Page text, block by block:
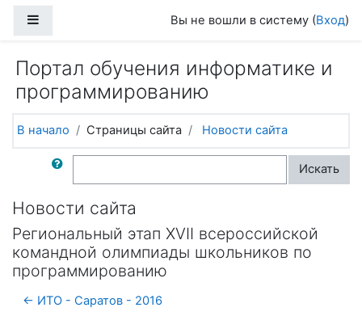
Вы не вошли в систему (Вход)
Портал обучения информатике и
программированию
В начало Страницы сайта Новости сайта
Поиск по форумам Искать
Новости сайта
Региональный этап XVII всероссийской
командной олимпиады школьников по
программированию
← ИТО - Саратов - 2016